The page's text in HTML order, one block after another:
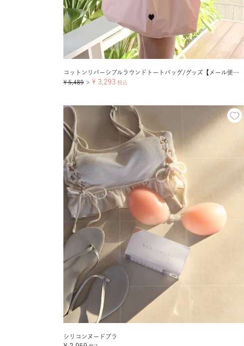
コットンリバーシブルラウンドトートバッグ/グッズ【メール便可／100】
¥ 5,489 ＞ ¥ 3,293 税込
シリコンヌードブラ